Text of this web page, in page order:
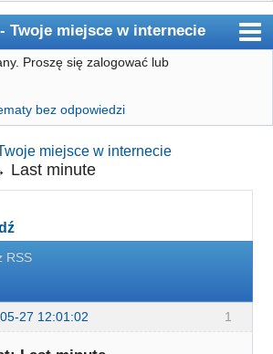
Twoje miejsce w internecie
Proszę się zalogować lub
bez odpowiedzi
miejsce w internecie
Last minute
RSS
1
27 12:01:02